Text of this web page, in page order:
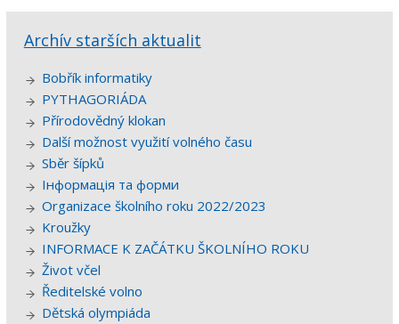
Archív starších aktualit
Bobřík informatiky
PYTHAGORIÁDA
Přírodovědný klokan
Další možnost využití volného času
Sběr šípků
Інформація та форми
Organizace školního roku 2022/2023
Kroužky
INFORMACE K ZAČÁTKU ŠKOLNÍHO ROKU
Život včel
Ředitelské volno
Dětská olympiáda